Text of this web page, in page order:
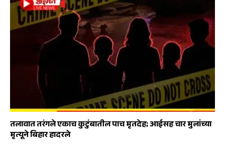
तलावात तरंगले एकाच कुटुंबातील पाच मृतदेह; आईसह चार मुलांच्या
मृत्यूने बिहार हादरले